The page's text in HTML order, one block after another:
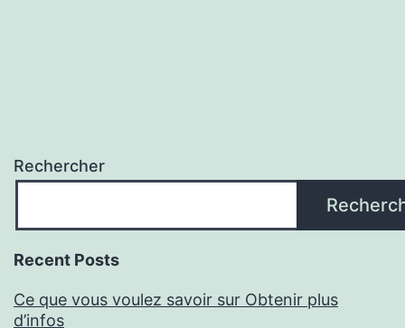
Rechercher
Recent Posts
Ce que vous voulez savoir sur Obtenir plus
d’infos